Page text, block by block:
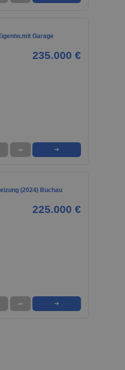
Garage
235.000 €
➦ ➜
(2024) Buchau
225.000 €
➦ ➜